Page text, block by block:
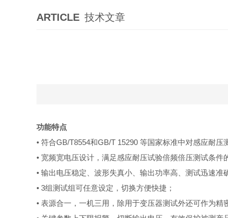
ARTICLE 技术文章
功能特点
• 符合GB/T8554和GB/T 15290 等国家标准中对感应耐压
• 宽频宽电压设计，满足感应耐压试验倍频倍压测试条件
• 输出电压稳定、波形失真小、输出功率高、测试迅速准
• 3组测试组可任意设定，切换方便快捷；
• 表源合一，一机三用，除用于变压器测试外还可作为